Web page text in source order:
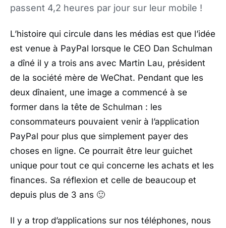
passent 4,2 heures par jour sur leur mobile !
L’histoire qui circule dans les médias est que l’idée
est venue à PayPal lorsque le CEO Dan Schulman
a dîné il y a trois ans avec Martin Lau, président
de la société mère de WeChat. Pendant que les
deux dînaient, une image a commencé à se
former dans la tête de Schulman : les
consommateurs pouvaient venir à l’application
PayPal pour plus que simplement payer des
choses en ligne. Ce pourrait être leur guichet
unique pour tout ce qui concerne les achats et les
finances. Sa réflexion et celle de beaucoup et
depuis plus de 3 ans 🙂
Il y a trop d’applications sur nos téléphones, nous